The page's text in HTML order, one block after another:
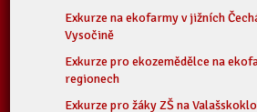
Exkurze na ekofarmy v jižních
Vysočině
Exkurze pro ekozemědělce na
regionech
Exkurze pro žáky ZŠ na